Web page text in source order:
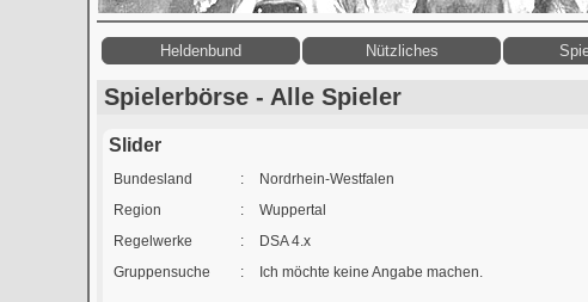
Heldenbund Nützliches
Spielerbörse - Alle Spieler
Slider
Bundesland :
Nordrhein-Westfalen
Region
:
Wuppertal
Regelwerke
:
DSA 4.x
Gruppensuche
: Ich möchte keine Angabe machen.